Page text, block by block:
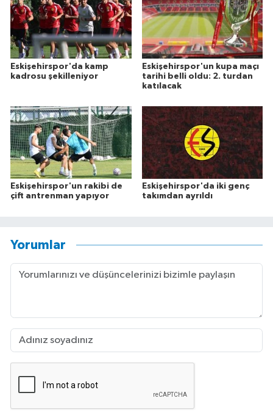
Eskişehirspor'da kamp
kadrosu şekilleniyor
Eskişehirspor'un kupa maçı
tarihi belli oldu: 2. turdan
katılacak
Eskişehirspor'un rakibi de
çift antrenman yapıyor
Eskişehirspor'da iki genç
takımdan ayrıldı
Yorumlar